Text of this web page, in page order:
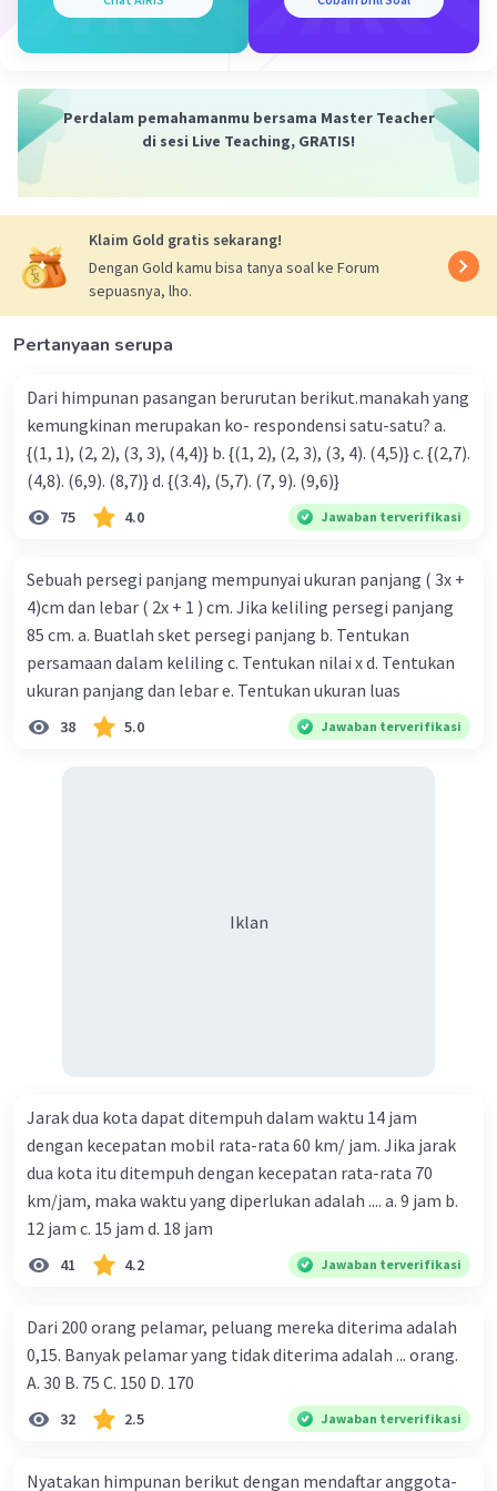
Perdalam pemahamanmu bersama Master Teacher
di sesi Live Teaching, GRATIS!
Klaim Gold gratis sekarang!
Dengan Gold kamu bisa tanya soal ke Forum
sepuasnya, lho.
Pertanyaan serupa
Dari himpunan pasangan berurutan berikut.manakah yang
kemungkinan merupakan ko- respondensi satu-satu? a.
{(1, 1), (2, 2), (3, 3), (4,4)} b. {(1, 2), (2, 3), (3, 4). (4,5)} c. {(2,7).
(4,8). (6,9). (8,7)} d. {(3.4), (5,7). (7, 9). (9,6)}
75 4.0 Jawaban terverifikasi
Sebuah persegi panjang mempunyai ukuran panjang ( 3x +
4)cm dan lebar ( 2x + 1 ) cm. Jika keliling persegi panjang
85 cm. a. Buatlah sket persegi panjang b. Tentukan
persamaan dalam keliling c. Tentukan nilai x d. Tentukan
ukuran panjang dan lebar e. Tentukan ukuran luas
38 5.0 Jawaban terverifikasi
Iklan
Jarak dua kota dapat ditempuh dalam waktu 14 jam
dengan kecepatan mobil rata-rata 60 km/ jam. Jika jarak
dua kota itu ditempuh dengan kecepatan rata-rata 70
km/jam, maka waktu yang diperlukan adalah .... a. 9 jam b.
12 jam c. 15 jam d. 18 jam
41 4.2 Jawaban terverifikasi
Dari 200 orang pelamar, peluang mereka diterima adalah
0,15. Banyak pelamar yang tidak diterima adalah ... orang.
A. 30 B. 75 C. 150 D. 170
32 2.5 Jawaban terverifikasi
Nyatakan himpunan berikut dengan mendaftar anggota-